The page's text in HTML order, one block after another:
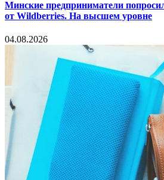
Минские предприниматели
от Wildberries. На высшем уровне
04.08.2026